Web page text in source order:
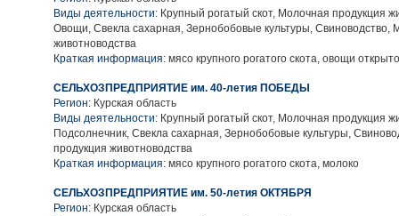
Виды деятельности: Крупный рогатый скот, Молочная продукция
Овощи, Свекла сахарная, Зернобобовые культуры, Свиноводство,
животноводства
Краткая информация: мясо крупного рогатого скота, овощи
СЕЛЬХОЗПРЕДПРИЯТИЕ им. 40-летия ПОБЕДЫ
Регион: Курская область
Виды деятельности: Крупный рогатый скот, Молочная продукция
Подсолнечник, Свекла сахарная, Зернобобовые культуры,
продукция животноводства
Краткая информация: мясо крупного рогатого скота, молоко
СЕЛЬХОЗПРЕДПРИЯТИЕ им. 50-летия ОКТЯБРЯ
Регион: Курская область